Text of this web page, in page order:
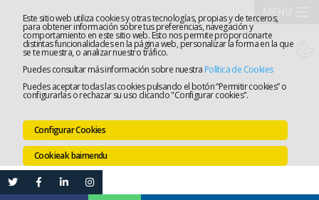
Este sitio web utiliza cookies y otras tecnologías, propias y de terceros,
para obtener información sobre tus preferencias, navegación y
comportamiento en este sitio web. Esto nos permite proporcionarte
distintas funcionalidades en la página web, personalizar la forma en la que
se te muestra, o analizar nuestro tráfico.
Puedes consultar más información sobre nuestra Política de Cookies
Puedes aceptar todas las cookies pulsando el botón “Permitir cookies” o
configurarlas o rechazar su uso clicando "Configurar cookies".
Configurar Cookies
Cookieak baimendu
Elkargoa
Lanaren